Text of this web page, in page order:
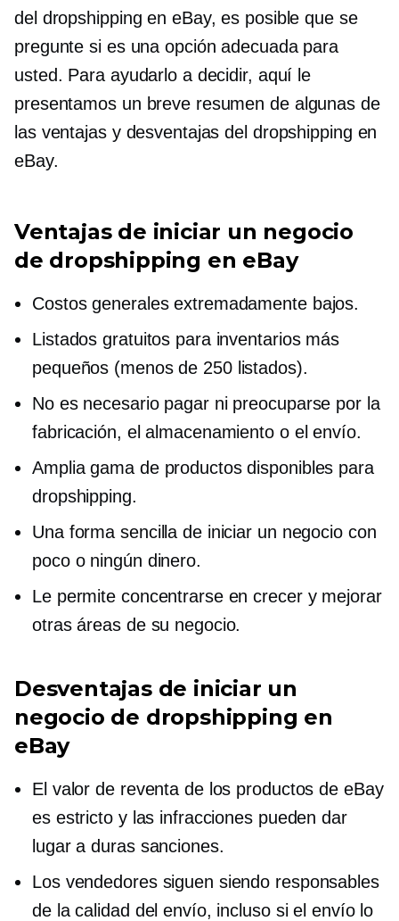
del dropshipping en eBay, es posible que se
pregunte si es una opción adecuada para
usted. Para ayudarlo a decidir, aquí le
presentamos un breve resumen de algunas de
las ventajas y desventajas del dropshipping en
eBay.
Ventajas de iniciar un negocio
de dropshipping en eBay
Costos generales extremadamente bajos.
Listados gratuitos para inventarios más
pequeños (menos de 250 listados).
No es necesario pagar ni preocuparse por la
fabricación, el almacenamiento o el envío.
Amplia gama de productos disponibles para
dropshipping.
Una forma sencilla de iniciar un negocio con
poco o ningún dinero.
Le permite concentrarse en crecer y mejorar
otras áreas de su negocio.
Desventajas de iniciar un
negocio de dropshipping en
eBay
El valor de reventa de los productos de eBay
es estricto y las infracciones pueden dar
lugar a duras sanciones.
Los vendedores siguen siendo responsables
de la calidad del envío, incluso si el envío lo